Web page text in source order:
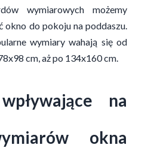
wymiarowych możemy
okno do pokoju na poddaszu.
wymiary wahają się od
cm, aż po 134x160 cm.
na
okna